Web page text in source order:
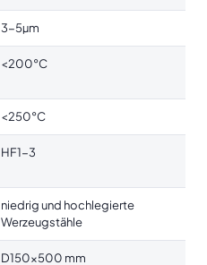
3-5µm
<200°C
<250°C
HF1-3
niedrig und hochlegierte
Werzeugstähle
D150x500 mm